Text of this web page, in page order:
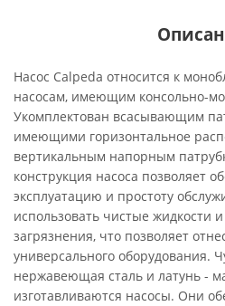
Насос Calpeda относится к
насосам, имеющим консольно-
Укомплектован всасывающим
имеющими горизонтальное
вертикальным напорным
конструкция насоса позволяет
эксплуатацию и простоту
использовать чистые жидкости
загрязнения, что позволяет
универсального оборудования.
нержавеющая сталь и латунь -
изготавливаются насосы. Они